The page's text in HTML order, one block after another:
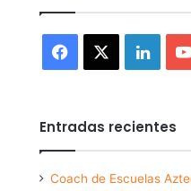
Facebook
Entradas recientes
Coach de Escuelas